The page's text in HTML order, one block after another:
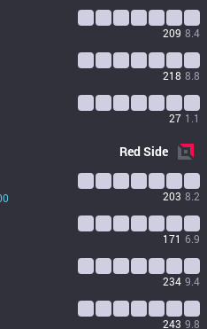
209 8.4
218 8.8
27 1.1
RedSide
203 8.2
171 6.9
234 9.4
243 9.8